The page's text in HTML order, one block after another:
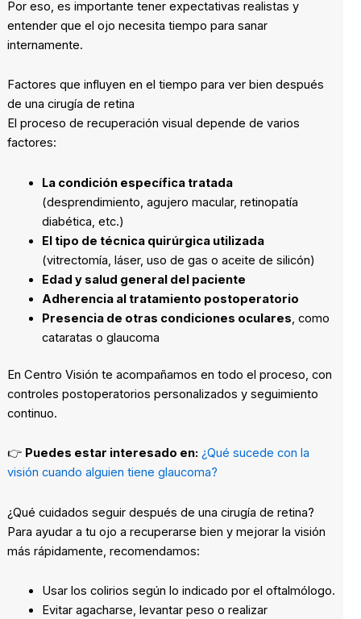
Por eso, es importante tener expectativas realistas y
entender que el ojo necesita tiempo para sanar
internamente.
Factores que influyen en el tiempo para ver bien después
de una cirugía de retina
El proceso de recuperación visual depende de varios
factores:
La condición específica tratada
(desprendimiento, agujero macular, retinopatía
diabética, etc.)
El tipo de técnica quirúrgica utilizada
(vitrectomía, láser, uso de gas o aceite de silicón)
Edad y salud general del paciente
Adherencia al tratamiento postoperatorio
Presencia de otras condiciones oculares, como
cataratas o glaucoma
En Centro Visión te acompañamos en todo el proceso, con
controles postoperatorios personalizados y seguimiento
continuo.
👉 Puedes estar interesado en: ¿Qué sucede con la
visión cuando alguien tiene glaucoma?
¿Qué cuidados seguir después de una cirugía de retina?
Para ayudar a tu ojo a recuperarse bien y mejorar la visión
más rápidamente, recomendamos:
Usar los colirios según lo indicado por el oftalmólogo.
Evitar agacharse, levantar peso o realizar